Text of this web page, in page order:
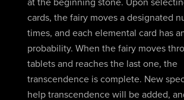
at the beginning stone. Upon
cards, the fairy moves a designated
times, and each elemental card has
probability. When the fairy moves
tablets and reaches the last one, the
transcendence is complete. New
help transcendence will be added,